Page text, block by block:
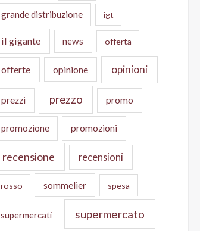
grande distribuzione igt
il gigante news offerta
offerte opinione opinioni
prezzi prezzo promo
promozione promozioni
recensione recensioni
rosso sommelier spesa
supermercati supermercato